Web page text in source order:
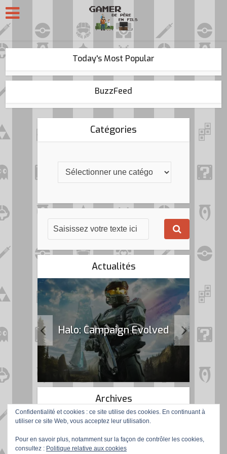
Today's Most Popular
BuzzFeed
Catégories
Actualités
Halo: Campaign Evolved
Archives
Confidentialité et cookies : ce site utilise des cookies. En continuant à
utiliser ce site Web, vous acceptez leur utilisation.
Pour en savoir plus, notamment sur la façon de contrôler les cookies,
consultez : Politique relative aux cookies